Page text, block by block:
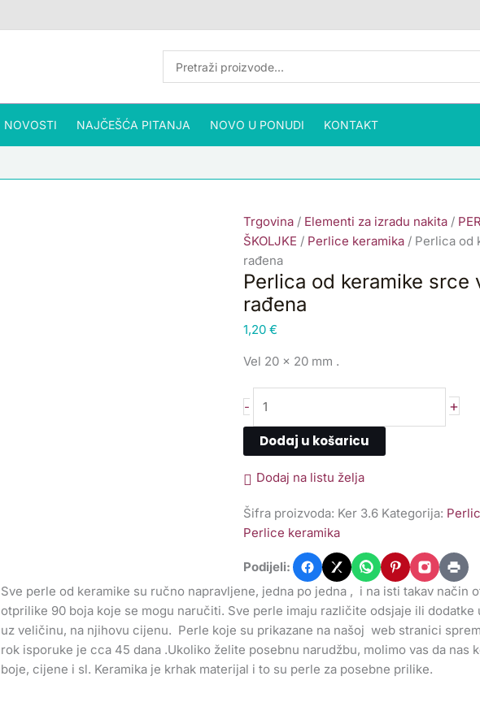
NOVOSTI NAJČEŠĆA PITANJA NOVO U PONUDI KONTAKT
Trgovina/ Elementi za izradu nakita/
ŠKOLJKE / Perlice keramika/ Perlica od
rađena
Perlica od keramike
rađena
1,20 €
Vel 20 x 20 mm .
-
od
keramike
srce
vel
20x20
mm,
1
ručno
količina
+
Dodaj u košaricu
Dodaj na listu želja
Šifra proizvoda: Ker 3.6 Kategorija:
Perlice keramika
Podijeli:
Sve perle od keramike su ručno napravljene, jedna po jedna , i na isti takav način
otprilike 90 boja koje se mogu naručiti. Sve perle imaju različite odsjaje ili
uz veličinu, na njihovu cijenu. Perle koje su prikazane na našoj web stranici
rok isporuke je cca 45 dana .Ukoliko želite posebnu narudžbu, molimo vas da
boje, cijene i sl. Keramika je krhak materijal i to su perle za posebne prilike.